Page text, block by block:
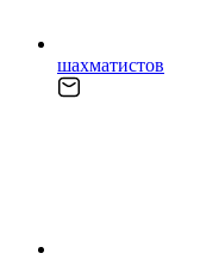
шахматистов